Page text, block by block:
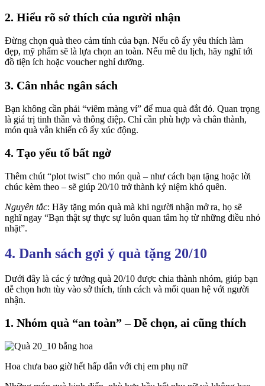
2. Hiểu rõ sở thích của người nhận
Đừng chọn quà theo cảm tính của bạn. Nếu cô ấy yêu thích làm
đẹp, mỹ phẩm sẽ là lựa chọn an toàn. Nếu mê du lịch, hãy nghĩ tới
đồ tiện ích hoặc voucher nghỉ dưỡng.
3. Cân nhắc ngân sách
Bạn không cần phải “viêm màng ví” để mua quà đắt đỏ. Quan trọng
là giá trị tinh thần và thông điệp. Chỉ cần phù hợp và chân thành,
món quà vẫn khiến cô ấy xúc động.
4. Tạo yếu tố bất ngờ
Thêm chút “plot twist” cho món quà – như cách bạn tặng hoặc lời
chúc kèm theo – sẽ giúp 20/10 trở thành kỷ niệm khó quên.
Nguyên tắc: Hãy tặng món quà mà khi người nhận mở ra, họ sẽ
nghĩ ngay “Bạn thật sự thực sự luôn quan tâm họ từ những điều nhỏ
nhặt”.
4. Danh sách gợi ý quà tặng 20/10
Dưới đây là các ý tưởng quà 20/10 được chia thành nhóm, giúp bạn
dễ chọn hơn tùy vào sở thích, tính cách và mối quan hệ với người
nhận.
1. Nhóm quà “an toàn” – Dễ chọn, ai cũng thích
Hoa chưa bao giờ hết hấp dẫn với chị em phụ nữ